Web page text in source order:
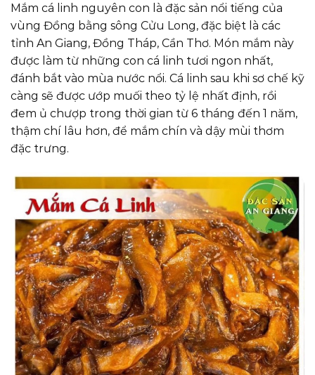
Mắm cá linh nguyên con là đặc sản nổi tiếng của
vùng Đồng bằng sông Cửu Long, đặc biệt là các
tỉnh An Giang, Đồng Tháp, Cần Thơ. Món mắm này
được làm từ những con cá linh tươi ngon nhất,
đánh bắt vào mùa nước nổi. Cá linh sau khi sơ chế kỹ
càng sẽ được ướp muối theo tỷ lệ nhất định, rồi
đem ủ chượp trong thời gian từ 6 tháng đến 1 năm,
thậm chí lâu hơn, để mắm chín và dậy mùi thơm
đặc trưng.